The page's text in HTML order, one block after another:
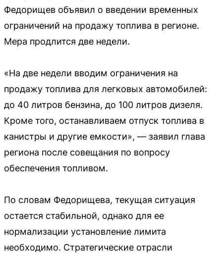
Федорищев объявил о введении временных
ограничений на продажу топлива в регионе.
Мера продлится две недели.
«На две недели вводим ограничения на
продажу топлива для легковых автомобилей:
до 40 литров бензина, до 100 литров дизеля.
Кроме того, останавливаем отпуск топлива в
канистры и другие емкости», — заявил глава
региона после совещания по вопросу
обеспечения топливом.
По словам Федорищева, текущая ситуация
остается стабильной, однако для ее
нормализации установление лимита
необходимо. Стратегические отрасли